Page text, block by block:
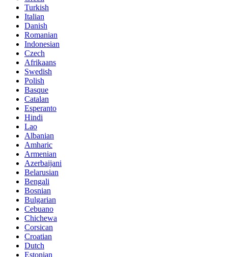
Turkish
Italian
Danish
Romanian
Indonesian
Czech
Afrikaans
Swedish
Polish
Basque
Catalan
Esperanto
Hindi
Lao
Albanian
Amharic
Armenian
Azerbaijani
Belarusian
Bengali
Bosnian
Bulgarian
Cebuano
Chichewa
Corsican
Croatian
Dutch
Estonian